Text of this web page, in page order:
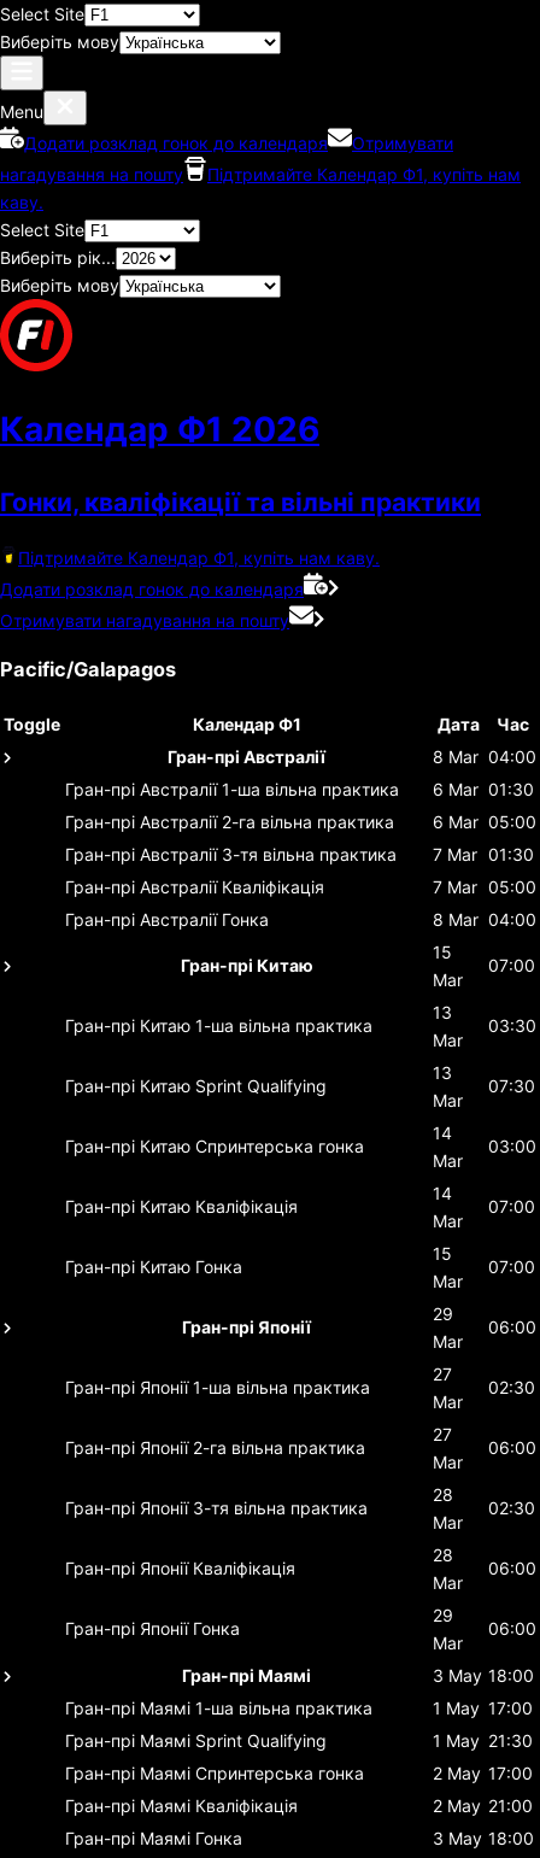
Select Site
Виберіть мову
Menu
Додати розклад гонок до календаря
Отримувати
нагадування на пошту
Підтримайте Календар Ф1, купіть нам
каву.
Select Site
Виберіть рік...
Виберіть мову
Календар Ф1 2026
Гонки, кваліфікації та вільні практики
Підтримайте Календар Ф1, купіть нам каву.
Додати розклад гонок до календаря
Отримувати нагадування на пошту
Pacific/Galapagos
Toggle Календар Ф1 Дата
Час
Гран-прі Австралії
8 Mar 04:00
Гран-прі Австралії 1-ша вільна практика 6 Mar 01:30
Гран-прі Австралії 2-га вільна практика 6 Mar 05:00
Гран-прі Австралії 3-тя вільна практика 7 Mar 01:30
Гран-прі Австралії Кваліфікація 7 Mar 05:00
Гран-прі Австралії Гонка 8 Mar 04:00
Гран-прі Китаю
15
Mar
07:00
Гран-прі Китаю 1-ша вільна практика
13
Mar
03:30
Гран-прі Китаю Sprint Qualifying
13
Mar
07:30
Гран-прі Китаю Спринтерська гонка
14
Mar
03:00
Гран-прі Китаю Кваліфікація
14
Mar
07:00
Гран-прі Китаю Гонка
15
Mar
07:00
Гран-прі Японії
29
Mar
06:00
Гран-прі Японії 1-ша вільна практика
27
Mar
02:30
Гран-прі Японії 2-га вільна практика
27
Mar
06:00
Гран-прі Японії 3-тя вільна практика
28
Mar
02:30
Гран-прі Японії Кваліфікація
28
Mar
06:00
Гран-прі Японії Гонка
29
Mar
06:00
Гран-прі Маямі 3 May 18:00
Гран-прі Маямі 1-ша вільна практика 1 May 17:00
Гран-прі Маямі Sprint Qualifying 1 May 21:30
Гран-прі Маямі Спринтерська гонка 2 May 17:00
Гран-прі Маямі Кваліфікація 2 May 21:00
Гран-прі Маямі Гонка 3 May 18:00